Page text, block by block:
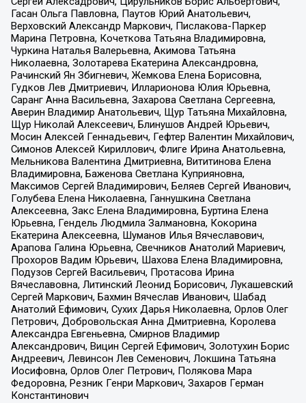
Гасан Ольга Павловна, Паутов Юрий Анатольевич,
Верховский Александр Маркович, Пислакова-Паркер
Марина Петровна, Кочеткова Татьяна Владимировна,
Чуркина Наталья Валерьевна, Акимова Татьяна
Николаевна, Золотарева Екатерина Александровна,
Рачинский Ян Збигневич, Жемкова Елена Борисовна,
Гудков Лев Дмитриевич, Илларионова Юлия Юрьевна,
Саранг Анна Васильевна, Захарова Светлана Сергеевна,
Аверин Владимир Анатольевич, Щур Татьяна Михайловна,
Щур Николай Алексеевич, Блинушов Андрей Юрьевич,
Мосин Алексей Геннадьевич, Гефтер Валентин Михайлович,
Симонов Алексей Кириллович, Флиге Ирина Анатольевна,
Мельникова Валентина Дмитриевна, Вититинова Елена
Владимировна, Баженова Светлана Куприяновна,
Максимов Сергей Владимирович, Беляев Сергей Иванович,
Голубева Елена Николаевна, Ганнушкина Светлана
Алексеевна, Закс Елена Владимировна, Буртина Елена
Юрьевна, Гендель Людмила Залмановна, Кокорина
Екатерина Алексеевна, Шуманов Илья Вячеславович,
Арапова Галина Юрьевна, Свечников Анатолий Мариевич,
Прохоров Вадим Юрьевич, Шахова Елена Владимировна,
Подузов Сергей Васильевич, Протасова Ирина
Вячеславовна, Литинский Леонид Борисович, Лукашевский
Сергей Маркович, Бахмин Вячеслав Иванович, Шабад
Анатолий Ефимович, Сухих Дарья Николаевна, Орлов Олег
Петрович, Добровольская Анна Дмитриевна, Королева
Александра Евгеньевна, Смирнов Владимир
Александрович, Вицин Сергей Ефимович, Золотухин Борис
Андреевич, Левинсон Лев Семенович, Локшина Татьяна
Иосифовна, Орлов Олег Петрович, Полякова Мара
Федоровна, Резник Генри Маркович, Захаров Герман
Константинович